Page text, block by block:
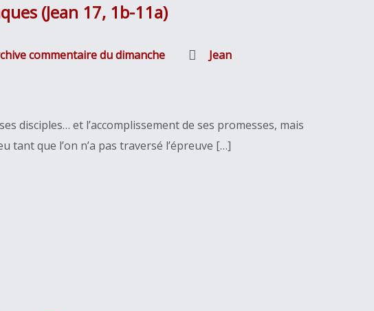
(Jean 17, 1b-11a)
commentaire du dimanche Jean
disciples… et l’accomplissement de ses promesses, mais
tant que l’on n’a pas traversé l’épreuve […]